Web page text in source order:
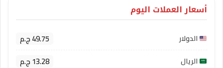
أسعار العملات اليوم
الدولار 49.75 ج.م
الريال 13.28 ج.م